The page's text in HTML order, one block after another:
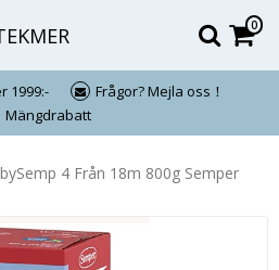
0
1999:-
Frågor? Mejla oss！
Mängdrabatt
4 Från 18m 800g Semper